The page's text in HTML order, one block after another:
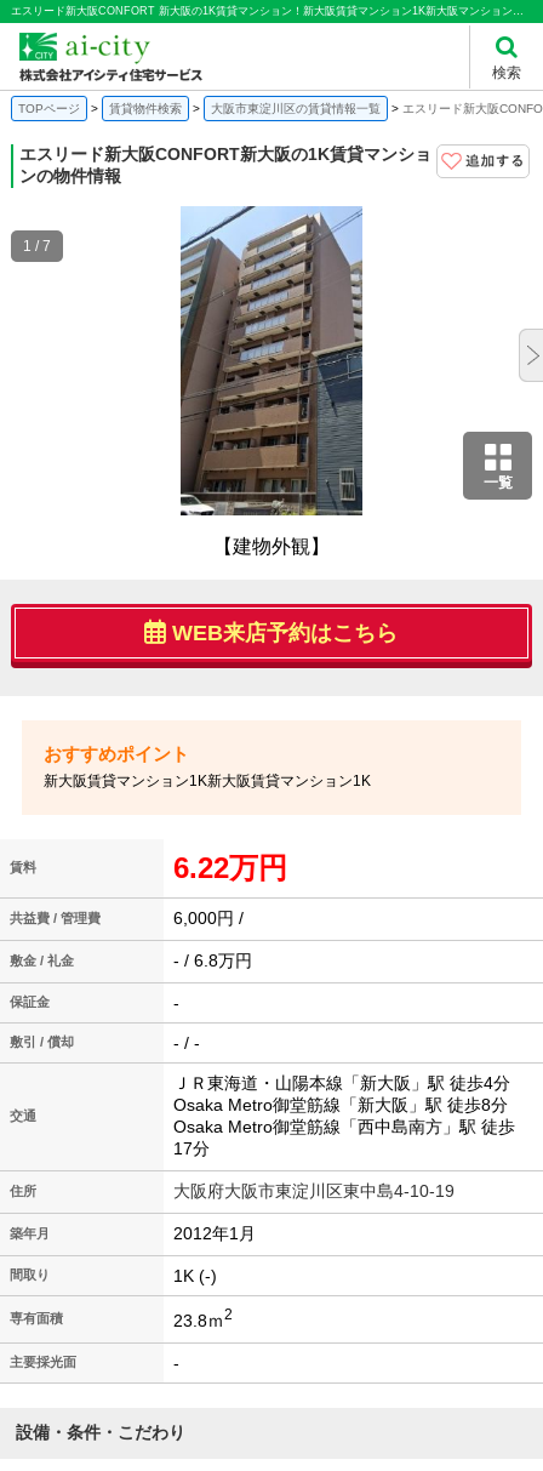
検索
エスリード新大阪CONFORT 新大阪の1K賃貸マンション！新大阪賃貸マンション1K新大阪マンション賃料62200円新大阪賃貸マンション単身新大阪マンションペット相談可｜株式会社アイシティ住宅サービス
TOPページ 賃貸物件検索 大阪市東淀川区の賃貸情報一覧 エスリード新大阪
エスリード新大阪CONFORT新大阪の1K賃貸マンショ
ンの物件情報
一覧
【建物外観】
1 / 7
WEB来店予約はこちら
新大阪賃貸マンション1K新大阪賃貸マンション1K
賃料 6.22万円
共益費 / 管理費 6,000円 /
敷金 / 礼金 - / 6.8万円
保証金 -
敷引 / 償却 - / -
交通
ＪＲ東海道・山陽本線「新大阪」駅 徒歩4分
Osaka Metro御堂筋線「新大阪」駅 徒歩8分
Osaka Metro御堂筋線「西中島南方」駅 徒歩
17分
住所 大阪府大阪市東淀川区東中島4-10-19
築年月 2012年1月
間取り 1K (-)
専有面積 23.8ｍ2
主要採光面 -
設備・条件・こだわり